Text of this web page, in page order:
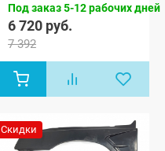
Под заказ 5-12 рабочих дней
6 720 руб.
7 392
Скидки